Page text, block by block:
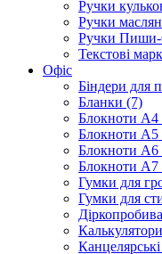
Ручки
Ручки
Ручки Пиши-
Текстові
Офіс
Біндери для
Бланки (7)
Блокноти А4
Блокноти А5
Блокноти А6
Блокноти А7
Гумки для
Гумки для